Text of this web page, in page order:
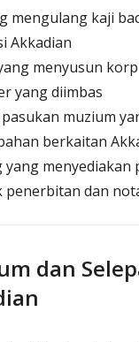
mengulang kaji
Akkadian
menyusun
yang diimbas
muzium
berkaitan
yang menyediakan
penerbitan dan
dan